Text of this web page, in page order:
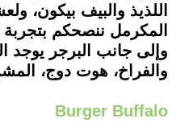
اللذيذ والبيف بيكون،
المكرمل ننصحكم
وإلى جانب البرجر يوجد
والفراخ، هوت دوج،
Burger Buffalo